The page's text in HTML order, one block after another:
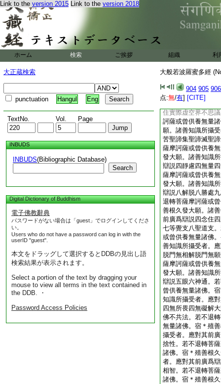
Link to the version 2015 Link to the version 2018
ホーム 検索 ご挨拶 組織 利
大正蔵検索
punctuation Hangul Eng
TextNo. Vol. Page
INBUDS
INBUDS(Bibliographic Database)
Search
Digital Dictionary of Buddhism
電子佛教辭典
パスワードがない場合は「guest」でログインしてくださ
い。
Users who do not have a password can log in with the
userID "guest".
本文をドラッグして選択するとDDBの見出し語
検索結果が表示されます。
Select a portion of the text by dragging your
mouse to view all terms in the text contained in
the DDB. ・
Password Access Policies
大般若波羅蜜多經
904 905 906
点:無/有] [CITE]
無量諸佛。宿 2 殖
攝受者。應對前廣
忍淨戒布施波羅蜜
薩或曾供養無量諸
空外空内外空空空
空畢竟空無際空散
空共相空一切法空
無性自性空。若不
養無量諸佛。宿＊
所攝受者。應對其
性不虚妄性不變異
住實際虚空界不思
訶薩或曾供養無量
願。諸善知識所攝
苦聖諦集聖諦滅聖
薩摩訶薩或曾供養
發大願。諸善知識
辯説四靜慮四無量
薩摩訶薩或曾供養
發大願。諸善知識
辯説八解脱八勝處
退轉菩薩摩訶薩或
善根久發大願。諸
前廣爲辯説四念住
七等覺支八聖道支
或曾供養無量諸佛
善知識所攝受者。
脱門無相解脱門無
薩摩訶薩或曾供養
發大願。諸善知識
辯説五眼六神通。
曾供養無量諸佛。
知識所攝受者。應
四無所畏四無礙解
佛不共法。若不退
無量諸佛。宿＊殖
攝受者。應對其前
捨性。若不退轉菩
諸佛。宿＊殖善根
者。應對其前廣爲
相智。若不退轉菩
諸佛。宿＊殖善根